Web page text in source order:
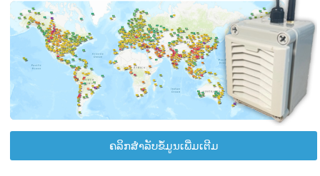
ຄລິກສຳລັບຂໍ້ມູນເພີ່ມເຕີມ